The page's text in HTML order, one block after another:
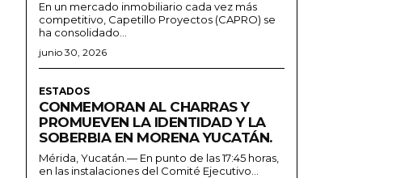
En un mercado inmobiliario cada vez más
competitivo, Capetillo Proyectos (CAPRO) se
ha consolidado...
junio 30, 2026
ESTADOS
CONMEMORAN AL CHARRAS Y
PROMUEVEN LA IDENTIDAD Y LA
SOBERBIA EN MORENA YUCATÁN.
Mérida, Yucatán.— En punto de las 17:45 horas,
en las instalaciones del Comité Ejecutivo...